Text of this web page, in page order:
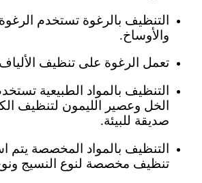
التنظيف بالرغوة تستخدم
والأوساخ.
تعمل الرغوة على تنظيف
التنظيف بالمواد الطبيعية
الخل وعصير الليمون لتنظيف
صديقة للبيئة.
التنظيف بالمواد المخصصة يتم
تنظيف مخصصة لنوع النسيج